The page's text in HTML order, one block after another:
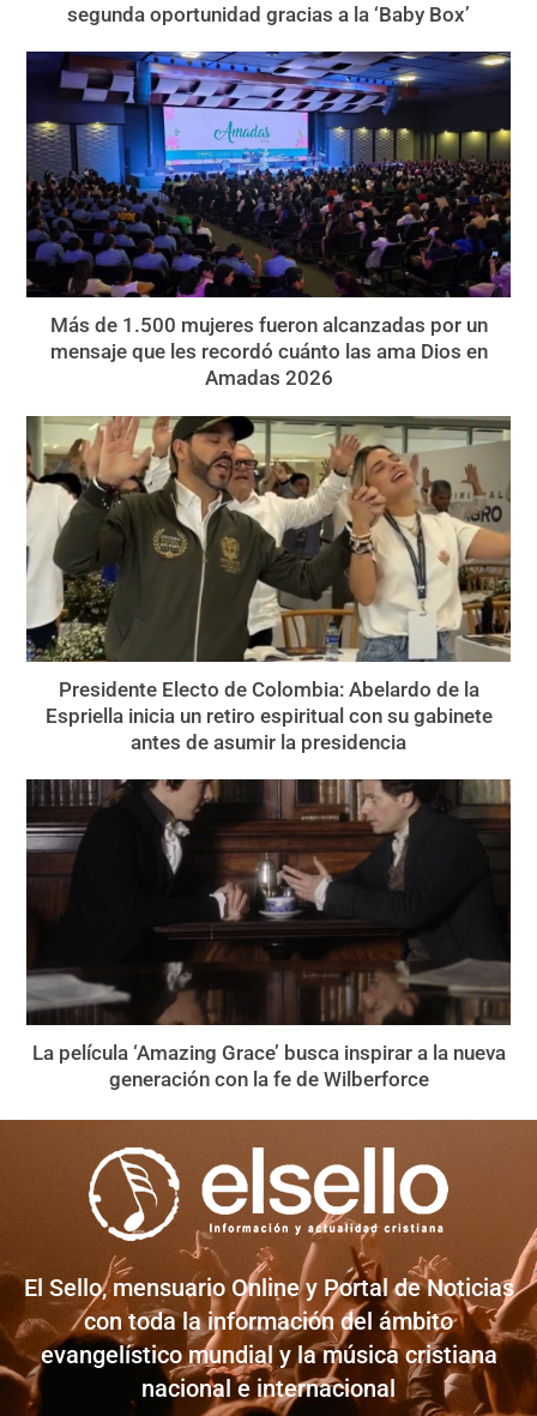
segunda oportunidad gracias a la ‘Baby Box’
Más de 1.500 mujeres fueron alcanzadas por un
mensaje que les recordó cuánto las ama Dios en
Amadas 2026
Presidente Electo de Colombia: Abelardo de la
Espriella inicia un retiro espiritual con su gabinete
antes de asumir la presidencia
La película ‘Amazing Grace’ busca inspirar a la nueva
generación con la fe de Wilberforce
El Sello, mensuario Online y Portal de Noticias
con toda la información del ámbito
evangelístico mundial y la música cristiana
nacional e internacional